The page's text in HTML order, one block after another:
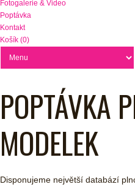
Fotogalerie & Video
Poptávka
Kontakt
Košík (0)
POPTÁVKA
MODELEK
Disponujeme největší databází